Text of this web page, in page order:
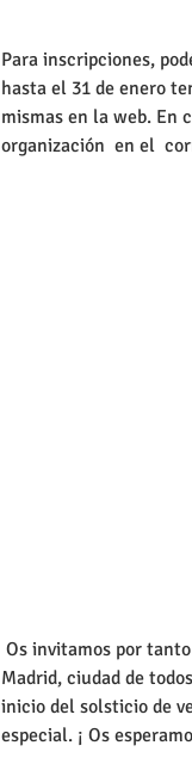
Para inscripciones,
hasta el 31 de enero
mismas en la web. En
organización  en el
Madrid, ciudad de
inicio del solsticio de
especial. ¡ Os